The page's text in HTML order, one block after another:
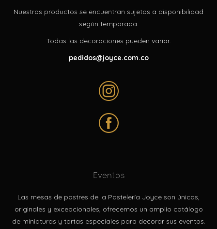
Nuestros productos se encuentran sujetos a disponibilidad
según temporada.
Todas las decoraciones pueden variar.
pedidos@joyce.com.co
Eventos
Las mesas de postres de la Pastelería Joyce son únicas,
originales y excepcionales, ofrecemos un amplio catálogo
de miniaturas y tortas especiales para decorar sus eventos.